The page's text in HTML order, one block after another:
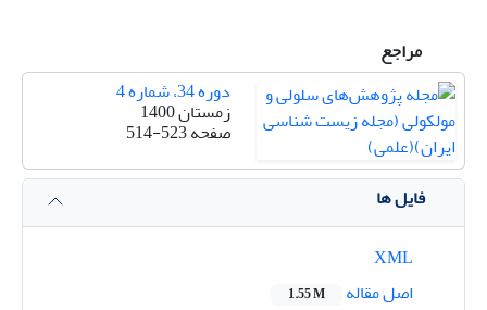
مراجع
دوره 34، شماره 4
زمستان 1400
صفحه514-523
فایل ها
اصل مقاله
1.55 M